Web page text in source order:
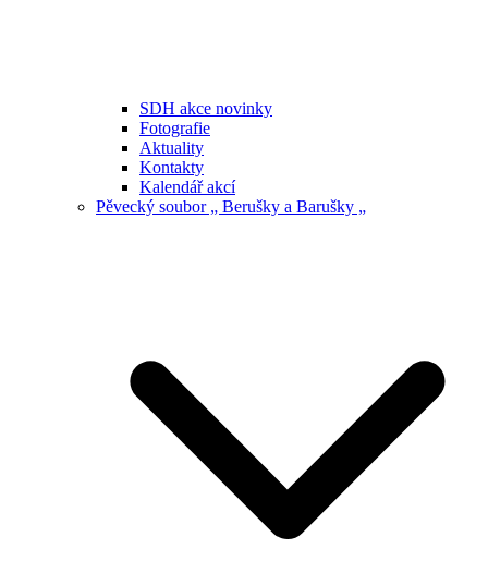
SDH akce novinky
Fotografie
Aktuality
Kontakty
Kalendář akcí
Pěvecký soubor „ Berušky a Barušky „